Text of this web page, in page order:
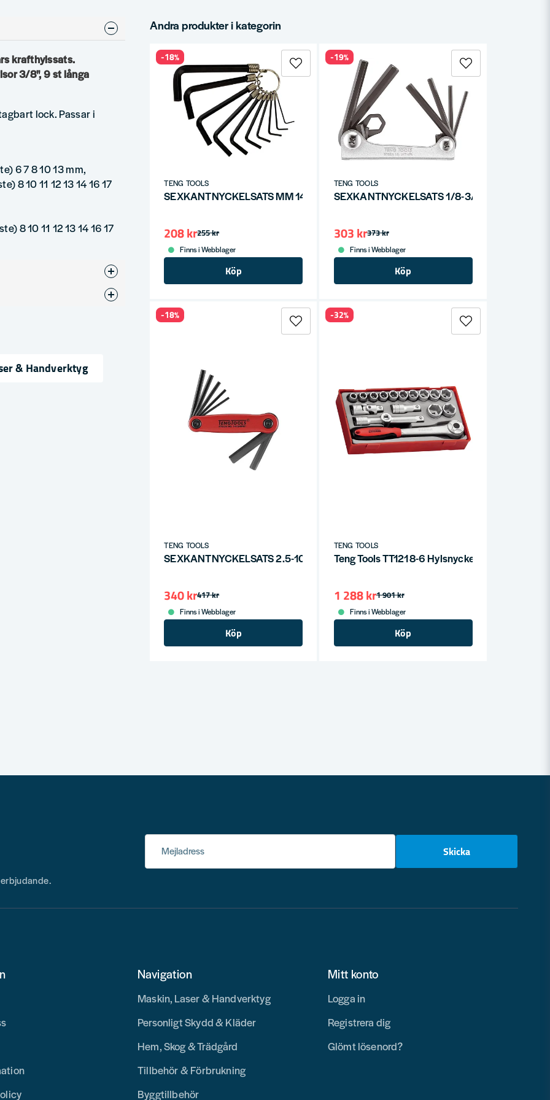
krafthylssats.
3/8", 9 st långa
lock. Passar i
6 7 8 10 13 mm,
8 10 11 12 13 14 16 17
8 10 11 12 13 14 16 17
& Handverktyg
Andra produkter i kategorin
TENG TOOLS
SEXKANTNYCKELSATS MM 1425
255 kr
208 kr
Finns i Webblager
Köp
-18%
TENG TOOLS
SEXKANTNYCKELSATS 1/8-3/8
373 kr
303 kr
Finns i Webblager
Köp
-19%
TENG TOOLS
SEXKANTNYCKELSATS 2.5-10MM
417 kr
340 kr
Finns i Webblager
Köp
-18%
TENG TOOLS
Teng Tools TT1218-6 Hylsnyckelsats 1/2"
1 901 kr
1 288 kr
Finns i Webblager
Köp
-32%
Mejladress Skicka
Navigation
Maskin, Laser & Handverktyg
Personligt Skydd & Kläder
Hem, Skog & Trädgård
Tillbehör & Förbrukning
Byggtillbehör
Mitt konto
Logga in
Registrera dig
Glömt lösenord?